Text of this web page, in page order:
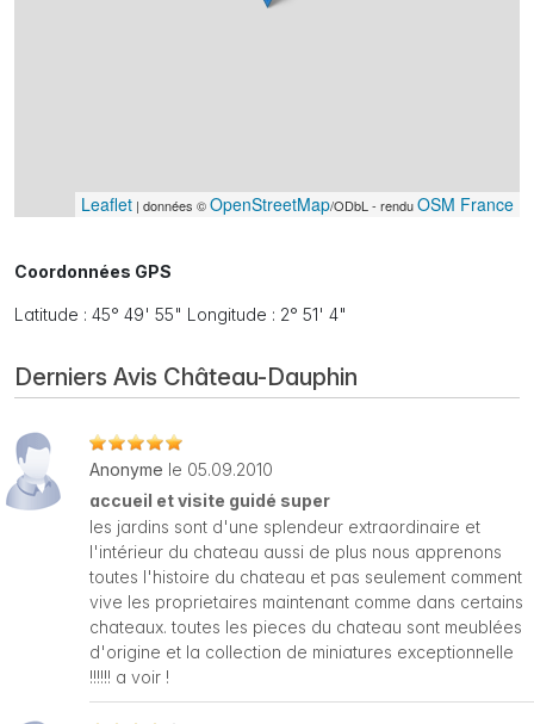
Leaflet | données ©OpenStreetMap/ODbL - renduOSM France
Coordonnées GPS
Latitude : 45° 49' 55" Longitude : 2° 51' 4"
Derniers Avis Château-Dauphin
Anonyme le 05.09.2010
accueil et visite guidé super
les jardins sont d'une splendeur extraordinaire et
l'intérieur du chateau aussi de plus nous apprenons
toutes l'histoire du chateau et pas seulement comment
vive les proprietaires maintenant comme dans certains
chateaux. toutes les pieces du chateau sont meublées
d'origine et la collection de miniatures exceptionnelle
!!!!!! a voir !